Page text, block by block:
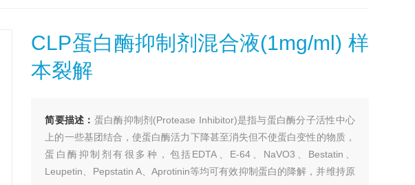
CLP蛋白酶抑制剂混合液(1mg/ml) 样
本裂解
简要描述： 蛋白酶抑制剂(Protease Inhibitor)是指与蛋白酶分子活性中心
上的一些基团结合，使蛋白酶活力下降甚至消失但不使蛋白变性的物质，
蛋白酶抑制剂有很多种，包括EDTA、E-64、NaVO3、Bestatin、
Leupetin、Pepstatin A、Aprotinin等均可有效抑制蛋白的降解，并维持原